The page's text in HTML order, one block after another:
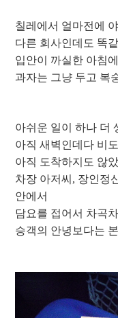
칠레에서 얼마전에
다른 회사인데도 똑
입안이 까실한 아침
과자는 그냥 두고 복
아쉬운 일이 하나 더
아직 새벽인데다 비
아직 도착하지도 않
차장 아저씨, 장인정
안에서
담요를 접어서 차곡
승객의 안녕보다는